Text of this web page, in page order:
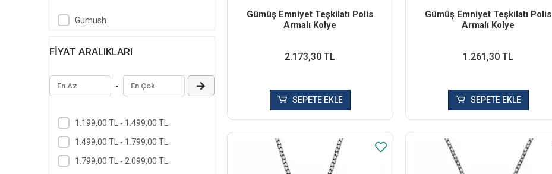
Gumush
FIYAT ARALIKLARI
-
1.199,00 TL - 1.499,00 TL
1.499,00 TL - 1.799,00 TL
1.799,00 TL - 2.099,00 TL
Gümüş Emniyet Teşkilatı Polis
Armalı Kolye
2.173,30 TL
SEPETE EKLE
Gümüş Emniyet Teşkilatı Polis
Armalı Kolye
1.261,30 TL
SEPETE EKLE